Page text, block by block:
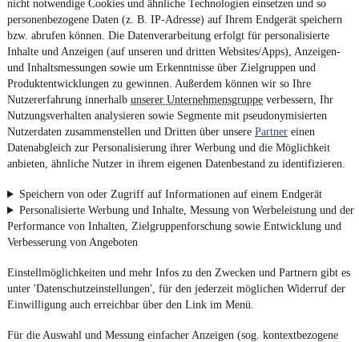
nicht notwendige Cookies und ähnliche Technologien einsetzen und so
personenbezogene Daten (z. B. IP-Adresse) auf Ihrem Endgerät speichern
bzw. abrufen können. Die Datenverarbeitung erfolgt für personalisierte
Inhalte und Anzeigen (auf unseren und dritten Websites/Apps), Anzeigen-
und Inhaltsmessungen sowie um Erkenntnisse über Zielgruppen und
Produktentwicklungen zu gewinnen. Außerdem können wir so Ihre
Nutzererfahrung innerhalb unserer Unternehmensgruppe verbessern, Ihr
Nutzungsverhalten analysieren sowie Segmente mit pseudonymisierten
Nutzerdaten zusammenstellen und Dritten über unsere Partner einen
Datenabgleich zur Personalisierung ihrer Werbung und die Möglichkeit
anbieten, ähnliche Nutzer in ihrem eigenen Datenbestand zu identifizieren.
Speichern von oder Zugriff auf Informationen auf einem Endgerät
Personalisierte Werbung und Inhalte, Messung von Werbeleistung und der
Performance von Inhalten, Zielgruppenforschung sowie Entwicklung und
Verbesserung von Angeboten
Einstellmöglichkeiten und mehr Infos zu den Zwecken und Partnern gibt es
unter 'Datenschutzeinstellungen', für den jederzeit möglichen Widerruf der
Einwilligung auch erreichbar über den Link im Menü.
Für die Auswahl und Messung einfacher Anzeigen (sog. kontextbezogene